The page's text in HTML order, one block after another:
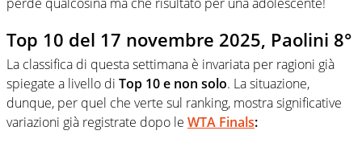
Top 10 del 17 novembre 2025, Paolini 8°
La classifica di questa settimana è invariata per ragioni già
spiegate a livello di Top 10 e non solo. La situazione,
dunque, per quel che verte sul ranking, mostra significative
variazioni già registrate dopo le WTA Finals: